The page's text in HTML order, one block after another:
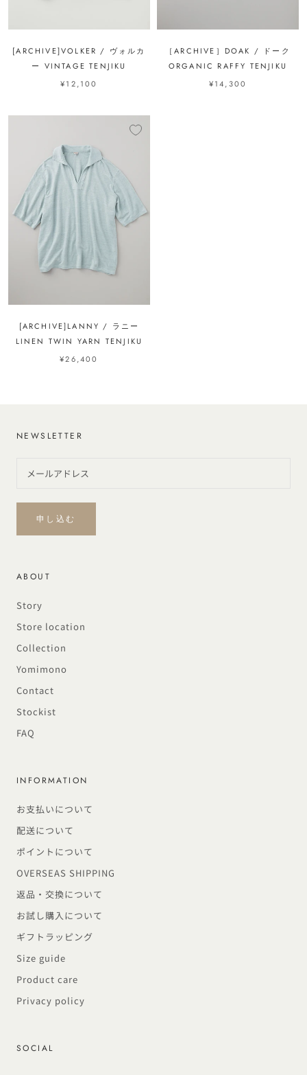
[ARCHIVE]VOLKER / ヴォルカ
ー VINTAGE TENJIKU
¥12,100
［ARCHIVE］DOAK / ドーク
ORGANIC RAFFY TENJIKU
¥14,300
[ARCHIVE]LANNY / ラニー
LINEN TWIN YARN TENJIKU
¥26,400
NEWSLETTER
申し込む
ABOUT
Story
Store location
Collection
Yomimono
Contact
Stockist
FAQ
INFORMATION
お支払いについて
配送について
ポイントについて
OVERSEAS SHIPPING
返品・交換について
お試し購入について
ギフトラッピング
Size guide
Product care
Privacy policy
SOCIAL